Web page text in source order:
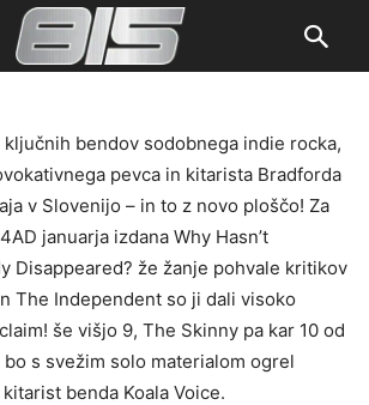
bendov sodobnega indie rocka,
pevca in kitarista Bradforda
v Slovenijo – in to z novo ploščo! Za
januarja izdana Why Hasn’t
Disappeared? že žanje pohvale kritikov
The Independent so ji dali visoko
še višjo 9, The Skinny pa kar 10 od
bo s svežim solo materialom ogrel
benda Koala Voice.